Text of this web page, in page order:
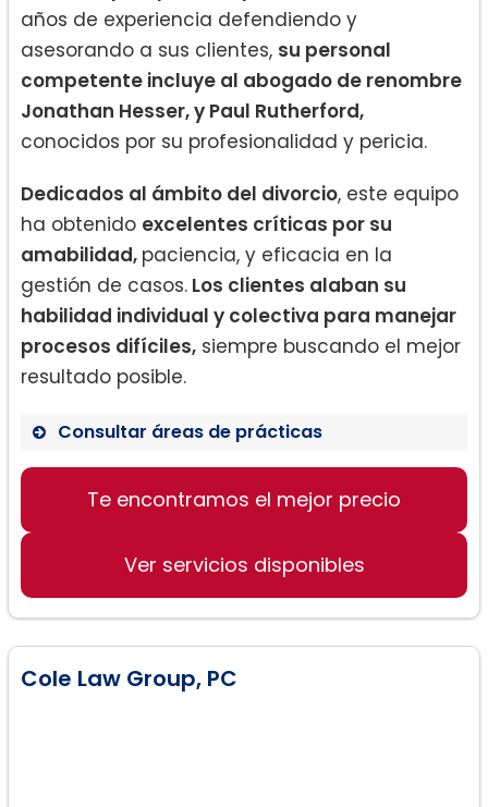
años de experiencia defendiendo y
asesorando a sus clientes, su personal
competente incluye al abogado de renombre
Jonathan Hesser, y Paul Rutherford,
conocidos por su profesionalidad y pericia.
Dedicados al ámbito del divorcio, este equipo
ha obtenido excelentes críticas por su
amabilidad, paciencia, y eficacia en la
gestión de casos. Los clientes alaban su
habilidad individual y colectiva para manejar
procesos difíciles, siempre buscando el mejor
resultado posible.
Consultar áreas de prácticas
Derecho de familia
Custodia de niños
Apoyo para menores
Te encontramos el mejor precio
Ver servicios disponibles
Cole Law Group, PC